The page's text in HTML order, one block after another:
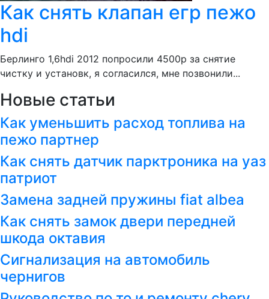
Как снять клапан егр пежо
hdi
Берлинго 1,6hdi 2012 попросили 4500р за снятие
чистку и установк, я согласился, мне позвонили...
Новые статьи
Как уменьшить расход топлива на
пежо партнер
Как снять датчик парктроника на уаз
патриот
Замена задней пружины fiat albea
Как снять замок двери передней
шкода октавия
Сигнализация на автомобиль
чернигов